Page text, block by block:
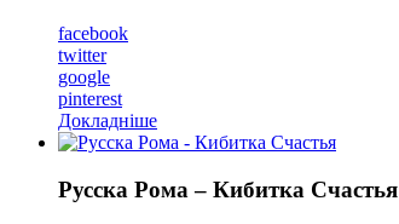
facebook
twitter
google
pinterest
Докладніше
Русска Рома – Кибитка Счастья